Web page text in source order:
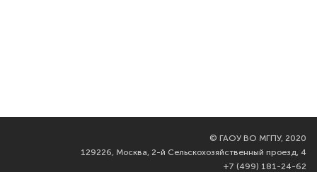
© ГАОУ ВО МГПУ, 2020
129226, Москва, 2-й Сельскохозяйственный проезд, 4
+7 (499) 181-24-62